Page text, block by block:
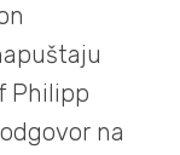
Philipp
na